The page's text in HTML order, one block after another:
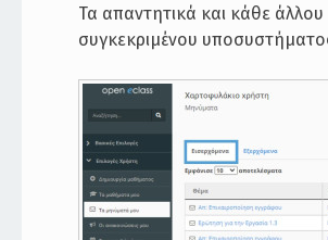
Τα απαντητικά και κάθε
συγκεκριμένου